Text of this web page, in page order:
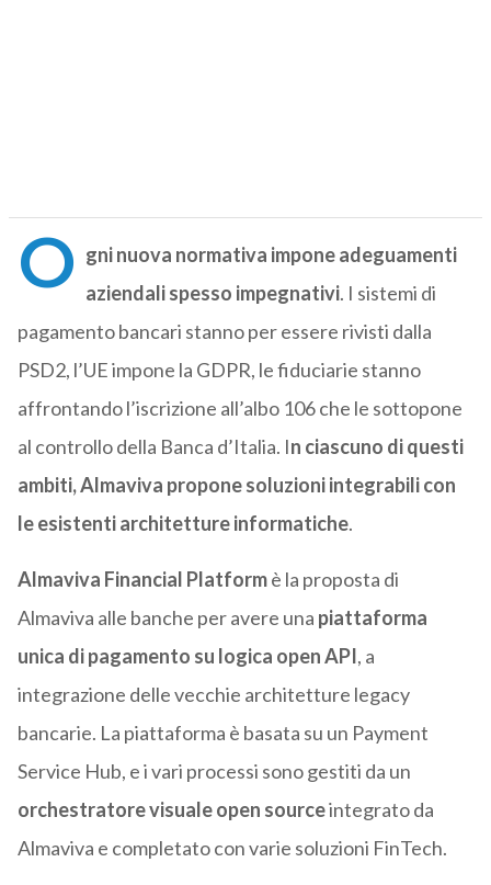
O gni nuova normativa impone adeguamenti
aziendali spesso impegnativi. I sistemi di
pagamento bancari stanno per essere rivisti dalla
PSD2, l’UE impone la GDPR, le fiduciarie stanno
affrontando l’iscrizione all’albo 106 che le sottopone
al controllo della Banca d’Italia. In ciascuno di questi
ambiti, Almaviva propone soluzioni integrabili con
le esistenti architetture informatiche.
Almaviva Financial Platformè la proposta di
Almaviva alle banche per avere una piattaforma
unica di pagamento su logica open API, a
integrazione delle vecchie architetture legacy
bancarie. La piattaforma è basata su un Payment
Service Hub, e i vari processi sono gestiti da un
orchestratore visuale open sourceintegrato da
Almaviva e completato con varie soluzioni FinTech.